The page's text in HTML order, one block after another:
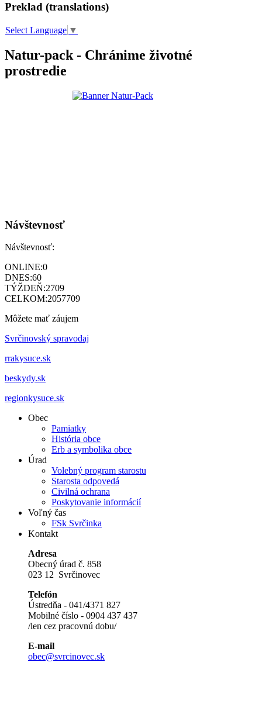
Preklad (translations)
Select Language ▼
Natur-pack - Chránime životné
prostredie
Návštevnosť
Návštevnosť:
ONLINE:0
DNES:60
TÝŽDEŇ:2709
CELKOM:2057709
Môžete mať záujem
Svrčinovský spravodaj
rrakysuce.sk
beskydy.sk
regionkysuce.sk
Obec
Pamiatky
História obce
Erb a symbolika obce
Úrad
Volebný program starostu
Starosta odpovedá
Civilná ochrana
Poskytovanie informácií
Voľný čas
FSk Svrčinka
Kontakt
Adresa
Obecný úrad č. 858
023 12 Svrčinovec
Telefón
Ústredňa - 041/4371 827
Mobilné číslo - 0904 437 437
/len cez pracovnú dobu/
E-mail
obec@svrcinovec.sk